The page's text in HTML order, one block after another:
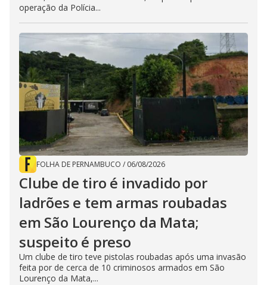
operação da Polícia...
FOLHA DE PERNAMBUCO / 06/08/2026
Clube de tiro é invadido por
ladrões e tem armas roubadas
em São Lourenço da Mata;
suspeito é preso
Um clube de tiro teve pistolas roubadas após uma invasão
feita por de cerca de 10 criminosos armados em São
Lourenço da Mata,...